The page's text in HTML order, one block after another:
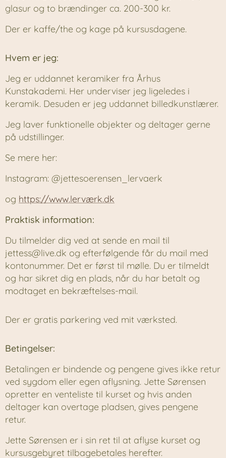
glasur og to brændinger ca. 200-300 kr.
Der er kaffe/the og kage på kursusdagene.
Hvem er jeg:
Jeg er uddannet keramiker fra Århus
Kunstakademi. Her underviser jeg ligeledes i
keramik. Desuden er jeg uddannet billedkunstlærer.
Jeg laver funktionelle objekter og deltager gerne
på udstillinger.
Se mere her:
Instagram: @jettesoerensen_lervaerk
og https://www.lerværk.dk
Praktisk information:
Du tilmelder dig ved at sende en mail til
jettess@live.dk og efterfølgende får du mail med
kontonummer. Det er først til mølle. Du er tilmeldt
og har sikret dig en plads, når du har betalt og
modtaget en bekræftelses-mail.
Der er gratis parkering ved mit værksted.
Betingelser:
Betalingen er bindende og pengene gives ikke retur
ved sygdom eller egen aflysning. Jette Sørensen
opretter en venteliste til kurset og hvis anden
deltager kan overtage pladsen, gives pengene
retur.
Jette Sørensen er i sin ret til at aflyse kurset og
kursusgebyret tilbagebetales herefter.